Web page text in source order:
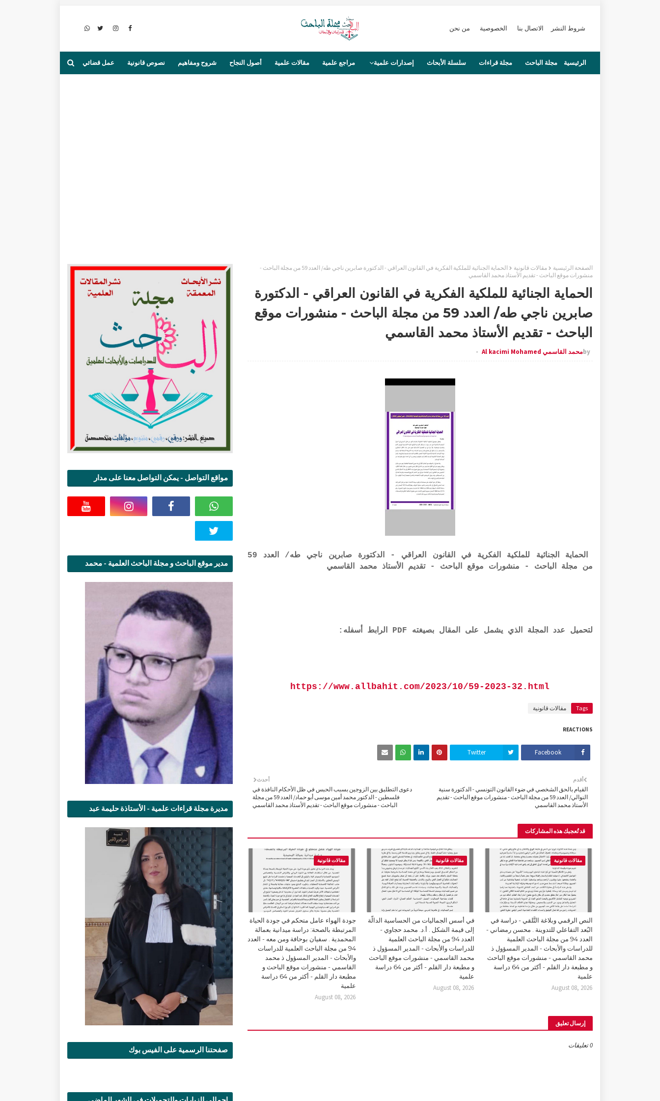
شروط النشر الاتصال بنا الخصوصية من نحن
الرئيسية مجلة الباحث مجلة قراءات سلسلة الأبحاث إصدارات علمية مراجع علمية مقالات علمية أصول النجاح شروح ومفاهيم نصوص قانونية عمل قضائي
الصفحة الرئيسية مقالات قانونية
الحماية الجنائية للملكية الفكرية في القانون العراقي - الدكتورة صابرين ناجي طه/ العدد 59 من مجلة الباحث -
منشورات موقع الباحث - تقديم الأستاذ محمد القاسمي
الحماية الجنائية للملكية الفكرية في القانون العراقي - الدكتورة
صابرين ناجي طه/ العدد 59 من مجلة الباحث - منشورات موقع
الباحث - تقديم الأستاذ محمد القاسمي
byمحمد القاسمي Al kacimi Mohamed
الحماية الجنائية للملكية الفكرية في القانون العراقي - الدكتورة صابرين ناجي طه/ العدد 59
من مجلة الباحث - منشورات موقع الباحث - تقديم الأستاذ محمد القاسمي
لتحميل عدد المجلة الذي يشمل على المقال بصيغته PDF الرابط أسفله:
https://www.allbahit.com/2023/10/59-2023-32.html
Tags مقالات قانونية
REACTIONS
Facebook
Twitter
أحدث
دعوى التطليق بين الزوجين بسبب الحبس في ظل الأحكام النافذة في
فلسطين - الدكتور محمد أمين موسى أبو حماد/ العدد 59 من مجلة
الباحث - منشورات موقع الباحث - تقديم الأستاذ محمد القاسمي
أقدم
القيام بالحق الشخصي في ضوء القانون التونسي - الدكتورة سنية
النوالي/ العدد 59 من مجلة الباحث - منشورات موقع الباحث - تقديم
الأستاذ محمد القاسمي
قد تُعجبك هذه المشاركات
مقالات قانونية
النص الرقمي وبلاغة التَّلقي - دراسة في
البُعد التفاعلي للتدوينة . محسن رمضاني -
العدد 94 من مجلة الباحث العلمية
للدراسات والأبحاث - المدير المسؤول ذ
محمد القاسمي - منشورات موقع الباحث
و مطبعة دار القلم - أكثر من 64 دراسة
علمية
August 08, 2026
مقالات قانونية
في أسس الجماليات من الحساسية الدالّة
إلى قيمة الشكل . أ.د. محمد حجاوي -
العدد 94 من مجلة الباحث العلمية
للدراسات والأبحاث - المدير المسؤول ذ
محمد القاسمي - منشورات موقع الباحث
و مطبعة دار القلم - أكثر من 64 دراسة
علمية
August 08, 2026
مقالات قانونية
جودة الهواء عامل متحكم في جودة الحياة
المرتبطة بالصحة: دراسة ميدانية بعمالة
المحمدية . سفيان بوحافة ومن معه - العدد
94 من مجلة الباحث العلمية للدراسات
والأبحاث - المدير المسؤول ذ محمد
القاسمي - منشورات موقع الباحث و
مطبعة دار القلم - أكثر من 64 دراسة
علمية
August 08, 2026
إرسال تعليق
0 تعليقات
مواقع التواصل - يمكن التواصل معنا على مدار
مدير موقع الباحث و مجلة الباحث العلمية - محمد
مديرة مجلة قراءات علمية - الأستاذة حليمة عبد
صفحتنا الرسمية على الفيس بوك